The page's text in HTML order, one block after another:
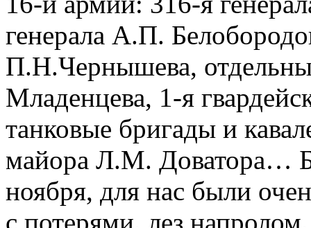
генерала А.П.
П.Н.Чернышева,
Младенцева, 1-я
танковые бригады и
майора Л.М. Доватора…
ноября, для нас были